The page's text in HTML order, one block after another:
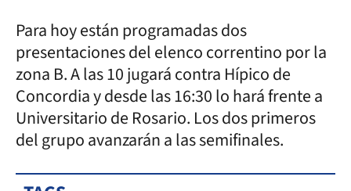
Para hoy están programadas dos
presentaciones del elenco correntino por la
zona B. A las 10 jugará contra Hípico de
Concordia y desde las 16:30 lo hará frente a
Universitario de Rosario. Los dos primeros
del grupo avanzarán a las semifinales.